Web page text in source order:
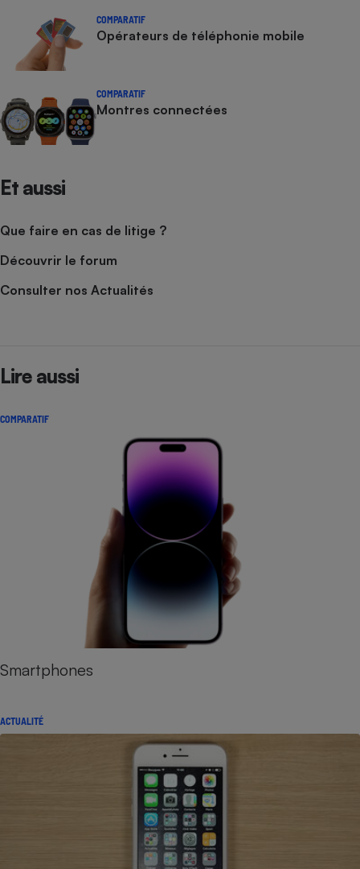
COMPARATIF
Opérateurs de téléphonie mobile
COMPARATIF
Montres connectées
Et aussi
Que faire en cas de litige ?
Découvrir le forum
Consulter nos Actualités
Lire aussi
COMPARATIF
Smartphones
ACTUALITÉ